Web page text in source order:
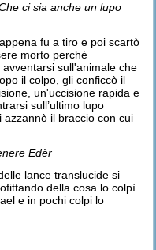
ci sia anche un lupo
fu a tiro e poi scartò
morto perché
sull'animale che
il colpo, gli conficcò il
un'uccisione rapida e
sull’ultimo lupo
azzannò il braccio con cui
Edèr
lance translucide si
della cosa lo colpì
e in pochi colpi lo